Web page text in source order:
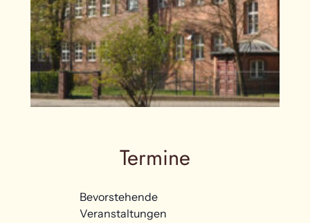
Termine
Bevorstehende
Veranstaltungen